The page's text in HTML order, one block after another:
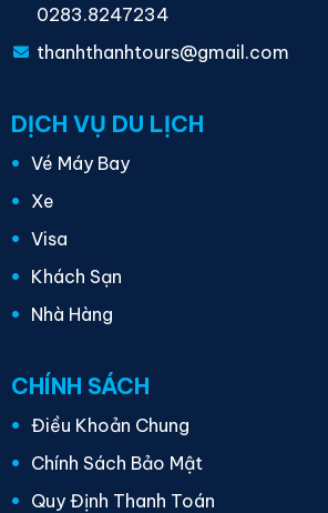
0283.8247234
thanhthanhtours@gmail.com
DỊCH VỤ DU LỊCH
Vé Máy Bay
Xe
Visa
Khách Sạn
Nhà Hàng
CHÍNH SÁCH
Điều Khoản Chung
Chính Sách Bảo Mật
Quy Định Thanh Toán